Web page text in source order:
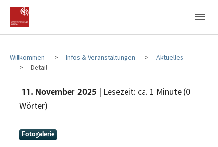
Zum Hauptinhalt
Zum Fußbereich
Willkommen Infos & Veranstaltungen
Aktuelles
Detail
11. November 2025 | Lesezeit: ca. 1 Minute (0
Wörter)
Fotogalerie